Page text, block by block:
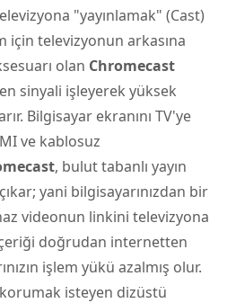
"yayınlamak" (Cast)
için televizyonun arkasına
olan Chromecast
sinyali işleyerek yüksek
Bilgisayar ekranını TV'ye
ve kablosuz
, bulut tabanlı yayın
yani bilgisayarınızdan bir
videonun linkini televizyona
doğrudan internetten
işlem yükü azalmış olur.
isteyen dizüstü